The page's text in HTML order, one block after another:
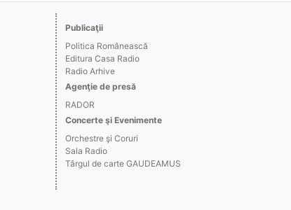
Publicaţii
Politica Românească
Editura Casa Radio
Radio Arhive
Agenţie de presă
RADOR
Concerte şi Evenimente
Orchestre şi Coruri
Sala Radio
Târgul de carte GAUDEAMUS